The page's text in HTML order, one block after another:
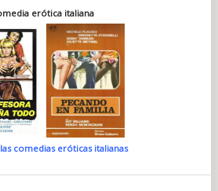
erótica italiana
comedias eróticas italianas